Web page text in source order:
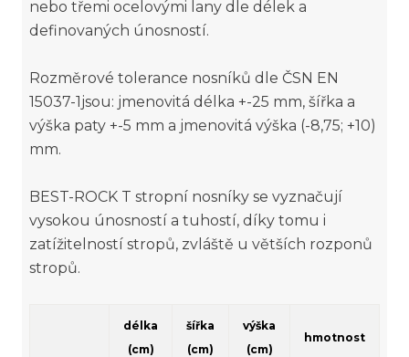
nebo třemi ocelovými lany dle délek a
definovaných únosností.
Rozměrové tolerance nosníků dle ČSN EN
15037-1jsou: jmenovitá délka +-25 mm, šířka a
výška paty +-5 mm a jmenovitá výška (-8,75; +10)
mm.
BEST-ROCK T stropní nosníky se vyznačují
vysokou únosností a tuhostí, díky tomu i
zatížitelností stropů, zvláště u větších rozponů
stropů.
délka
(cm)
šířka
(cm)
výška
(cm)
hmotnost